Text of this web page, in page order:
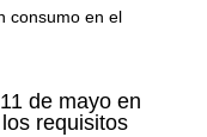
consumo en el
de mayo en
requisitos